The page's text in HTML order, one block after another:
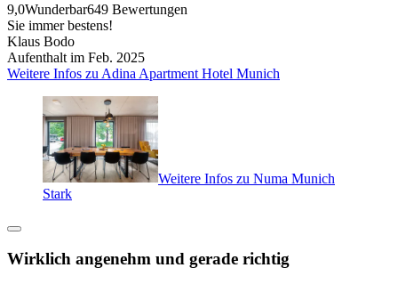
9,0Wunderbar649 Bewertungen
Sie immer bestens!
Klaus Bodo
Aufenthalt im Feb. 2025
Weitere Infos zu Adina Apartment Hotel Munich
Weitere Infos zu Numa Munich
Stark
Wirklich angenehm und gerade richtig